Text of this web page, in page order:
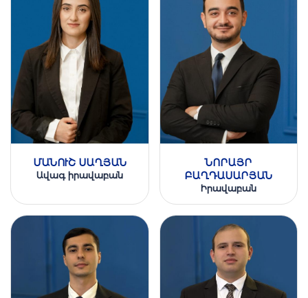
ՄԱՆՈՒՇ ՍԱՂՅԱՆ
Ավագ իրավաբան
ՆՈՐԱՅՐ
ԲԱՂԴԱՍԱՐՅԱՆ
Իրավաբան